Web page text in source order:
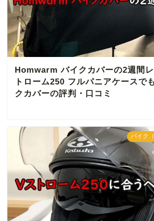
Homwarm バイクカバーの2週間
トローム250 フルパニアケースで
クカバーの評判・口コミ
バイク